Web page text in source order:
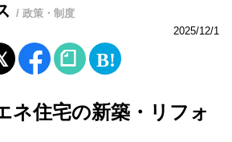
/ 政策・制度
2025/12/1
ネ住宅の新築・リフォ